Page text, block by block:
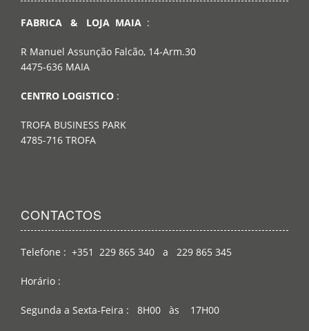
FABRICA & LOJA MAIA :
R Manuel Assunção Falcão, 14-Arm.30
4475-636 MAIA
CENTRO LOGISTICO :
TROFA BUSINESS PARK
4785-716 TROFA
CONTACTOS
Telefone : +351 229 865 340 a 229 865 345
Horário :
Segunda a Sexta-Feira : 8H00 às 17H00